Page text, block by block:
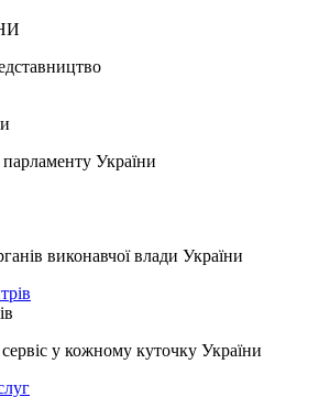
України
виконавчої влади України
у кожному куточку України